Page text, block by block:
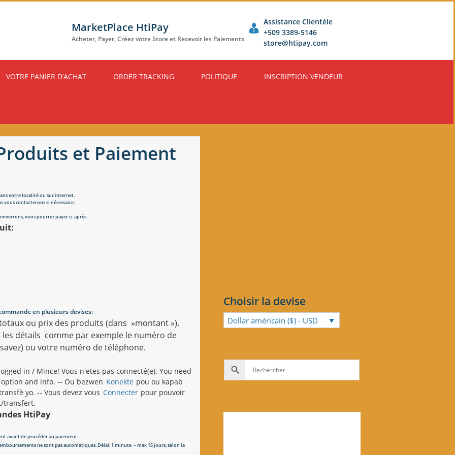
MarketPlace HtiPay
Acheter, Payer, Créez votre Store et Recevoir les Paiements
Assistance Clientèle
+509 3389-5146
store@htipay.com
VOTRE PANIER D’ACHAT ORDER TRACKING POLITIQUE INSCRIPTION VENDEUR
et Paiement
votre localité ou sur internet.
vous contacterons si nécessaire.
vous pourrez payer ci-après.
en plusieurs devises:
ou prix des produits (dans »montant »).
les détails comme par exemple le numéro de
ou votre numéro de téléphone.
in / Mince! Vous n'etes pas connecté(e). You need
and info. -- Ou bezwen Konekte pou ou kapab
yo. -- Vous devez vous Connecter pour pouvoir
transfert.
HtiPay
avant de procéder au paiement.
ne sont pas automatiques. Délai: 1 minute – max 15 jours, selon la
Choisir la devise
Dollar américain ($) - USD